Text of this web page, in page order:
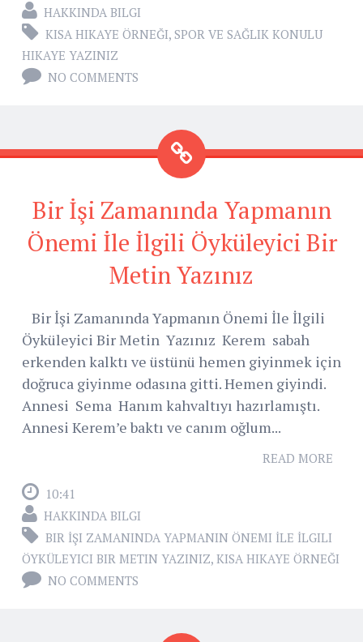
HAKKINDA BILGI
KISA HIKAYE ÖRNEĞI, SPOR VE SAĞLIK KONULU
HIKAYE YAZINIZ
NO COMMENTS
Bir İşi Zamanında Yapmanın
Önemi İle İlgili Öyküleyici Bir
Metin Yazınız
Bir İşi Zamanında Yapmanın Önemi İle İlgili
Öyküleyici Bir Metin Yazınız Kerem sabah
erkenden kalktı ve üstünü hemen giyinmek için
doğruca giyinme odasına gitti. Hemen giyindi.
Annesi Sema Hanım kahvaltıyı hazırlamıştı.
Annesi Kerem’e baktı ve canım oğlum...
READ MORE
10:41
HAKKINDA BILGI
BIR İŞI ZAMANINDA YAPMANIN ÖNEMI İLE İLGILI
ÖYKÜLEYICI BIR METIN YAZINIZ, KISA HIKAYE ÖRNEĞI
NO COMMENTS